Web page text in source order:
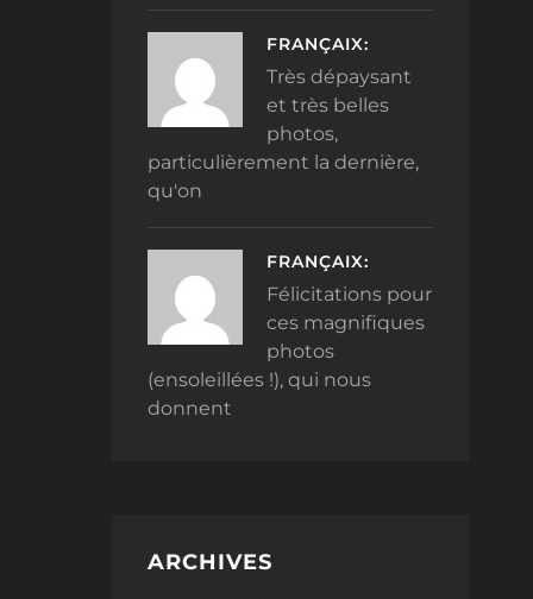
FRANÇAIX:
Très dépaysant
et très belles
photos,
particulièrement la dernière,
qu'on
FRANÇAIX:
Félicitations pour
ces magnifiques
photos
(ensoleillées !), qui nous
donnent
ARCHIVES